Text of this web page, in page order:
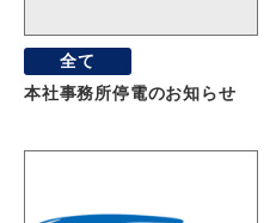
全て
本社事務所停電のお知らせ